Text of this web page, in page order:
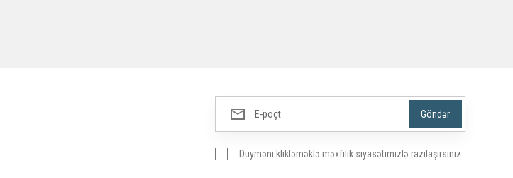
Düyməni klikləməklə məxfilik siyasətimizlə razılaşırsınız